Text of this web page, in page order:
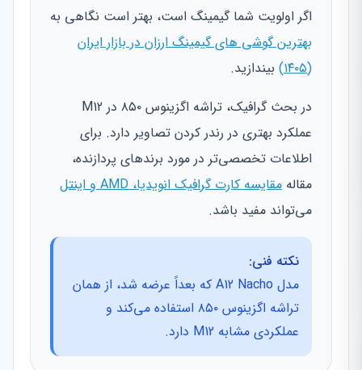
اگر اولویت شما گیمینگ است، بهتر است نگاهی به
بهترین گوشی های گیمینگ ارزان در بازار ایران
(۱۴۰۵)
بیندازید.
در بحث گرافیک، تراشه اگزینوس ۸۵۰ در M12
عملکرد بهتری در رندر کردن تصاویر دارد. برای
اطلاعات تخصصی‌تر در مورد برندهای پردازنده،
مقاله مقایسه کارت گرافیک انویدیا، AMD و اینتل
می‌تواند مفید باشد.
نکته فنی:
مدل A12 Nacho که بعداً عرضه شد، از همان
تراشه اگزینوس ۸۵۰ استفاده می‌کند و
عملکردی مشابه M12 دارد.